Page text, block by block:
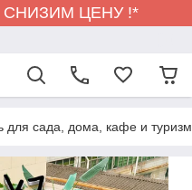
ЦЕНУ !*
для сада, дома, кафе и